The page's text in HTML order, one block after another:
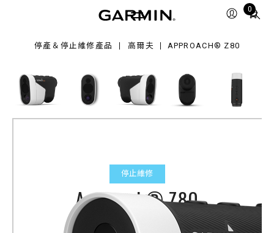
0
Total
停產＆停止維修產品 高爾夫 APPROACH® Z80
停止維修
Approach® Z80
GPS雷射測距儀